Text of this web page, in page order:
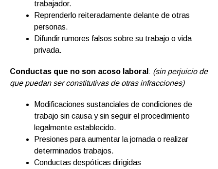
trabajador.
Reprenderlo reiteradamente delante de otras
personas.
Difundir rumores falsos sobre su trabajo o vida
privada.
Conductas que no son acoso laboral : (sin perjuicio de
que puedan ser constitutivas de otras infracciones)
Modificaciones sustanciales de condiciones de
trabajo sin causa y sin seguir el procedimiento
legalmente establecido.
Presiones para aumentar la jornada o realizar
determinados trabajos.
Conductas despóticas dirigidas